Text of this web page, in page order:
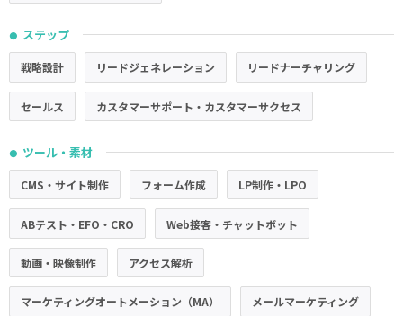
● ステップ
戦略設計 リードジェネレーション リードナーチャリング
セールス カスタマーサポート・カスタマーサクセス
● ツール・素材
CMS・サイト制作 フォーム作成 LP制作・LPO
ABテスト・EFO・CRO Web接客・チャットボット
動画・映像制作 アクセス解析
マーケティングオートメーション（MA） メールマーケティング